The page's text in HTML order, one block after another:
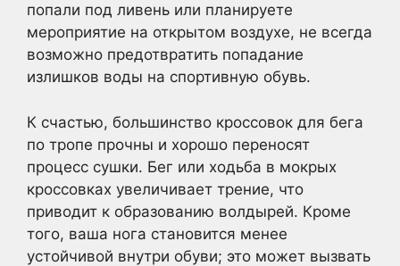
попали под ливень или планируете
мероприятие на открытом воздухе, не всегда
возможно предотвратить попадание
излишков воды на спортивную обувь.
К счастью, большинство кроссовок для бега
по тропе прочны и хорошо переносят
процесс сушки. Бег или ходьба в мокрых
кроссовках увеличивает трение, что
приводит к образованию волдырей. Кроме
того, ваша нога становится менее
устойчивой внутри обуви; это может вызвать